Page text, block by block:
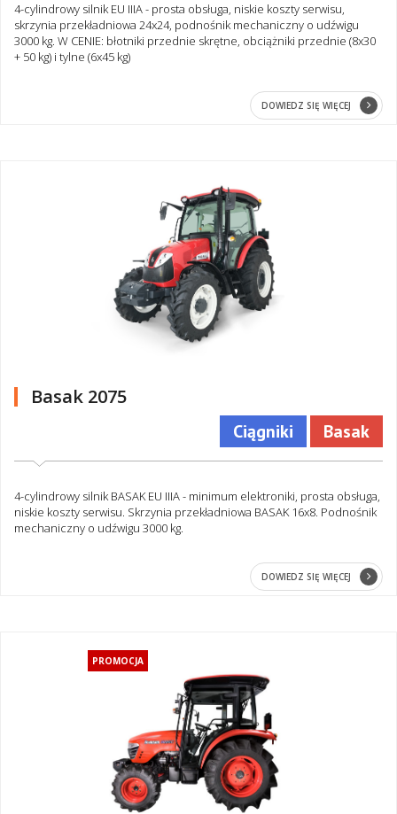
4-cylindrowy silnik EU IIIA - prosta obsługa, niskie koszty serwisu,
skrzynia przekładniowa 24x24, podnośnik mechaniczny o udźwigu
3000 kg. W CENIE: błotniki przednie skrętne, obciążniki przednie (8x30
+ 50 kg) i tylne (6x45 kg)
DOWIEDZ SIĘ WIĘCEJ
Basak 2075
Ciągniki Basak
4-cylindrowy silnik BASAK EU IIIA - minimum elektroniki, prosta obsługa,
niskie koszty serwisu. Skrzynia przekładniowa BASAK 16x8. Podnośnik
mechaniczny o udźwigu 3000 kg.
DOWIEDZ SIĘ WIĘCEJ
PROMOCJA